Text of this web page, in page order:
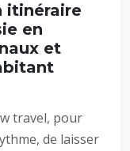
itinéraire
en
et
travel, pour
de laisser